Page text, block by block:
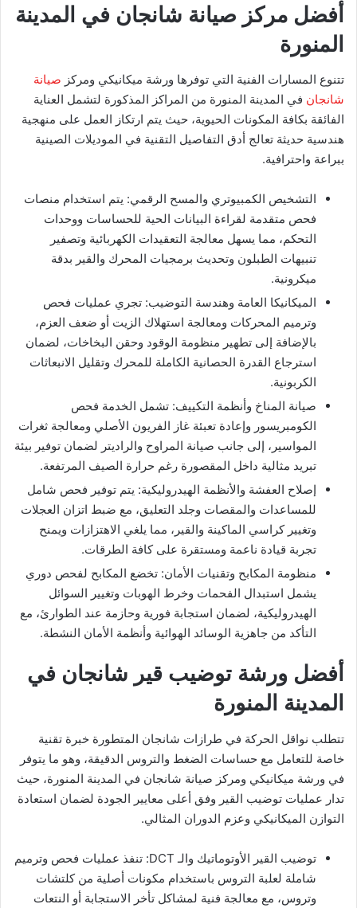
​أفضل مركز صيانة شانجان في المدينة
المنورة
​تتنوع المسارات الفنية التي توفرها ورشة ميكانيكي ومركز صيانة
شانجان في المدينة المنورة من المراكز المذكورة لتشمل العناية
الفائقة بكافة المكونات الحيوية، حيث يتم ارتكاز العمل على منهجية
هندسية حديثة تعالج أدق التفاصيل التقنية في الموديلات الصينية
ببراعة واحترافية.
​التشخيص الكمبيوتري والمسح الرقمي: يتم استخدام منصات
فحص متقدمة لقراءة البيانات الحية للحساسات ووحدات
التحكم، مما يسهل معالجة التعقيدات الكهربائية وتصفير
تنبيهات الطبلون وتحديث برمجيات المحرك والقير بدقة
ميكرونية.
​الميكانيكا العامة وهندسة التوضيب: تجري عمليات فحص
وترميم المحركات ومعالجة استهلاك الزيت أو ضعف العزم،
بالإضافة إلى تطهير منظومة الوقود وحقن البخاخات، لضمان
استرجاع القدرة الحصانية الكاملة للمحرك وتقليل الانبعاثات
الكربونية.
​صيانة المناخ وأنظمة التكييف: تشمل الخدمة فحص
الكومبريسور وإعادة تعبئة غاز الفريون الأصلي ومعالجة ثغرات
المواسير، إلى جانب صيانة المراوح والراديتر لضمان توفير بيئة
تبريد مثالية داخل المقصورة رغم حرارة الصيف المرتفعة.
​إصلاح العفشة والأنظمة الهيدروليكية: يتم توفير فحص شامل
للمساعدات والمقصات وجلد التعليق، مع ضبط اتزان العجلات
وتغيير كراسي الماكينة والقير، مما يلغي الاهتزازات ويمنح
تجربة قيادة ناعمة ومستقرة على كافة الطرقات.
​منظومة المكابح وتقنيات الأمان: تخضع المكابح لفحص دوري
يشمل استبدال الفحمات وخرط الهوبات وتغيير السوائل
الهيدروليكية، لضمان استجابة فورية وحازمة عند الطوارئ، مع
التأكد من جاهزية الوسائد الهوائية وأنظمة الأمان النشطة.
​أفضل ورشة توضيب قير شانجان في
المدينة المنورة
​تتطلب نواقل الحركة في طرازات شانجان المتطورة خبرة تقنية
خاصة للتعامل مع حساسات الضغط والتروس الدقيقة، وهو ما يتوفر
في ورشة ميكانيكي ومركز صيانة شانجان في المدينة المنورة، حيث
تدار عمليات توضيب القير وفق أعلى معايير الجودة لضمان استعادة
التوازن الميكانيكي وعزم الدوران المثالي.
​توضيب القير الأوتوماتيك والـ DCT: تنفذ عمليات فحص وترميم
شاملة لعلبة التروس باستخدام مكونات أصلية من كلتشات
وتروس، مع معالجة فنية لمشاكل تأخر الاستجابة أو النتعات